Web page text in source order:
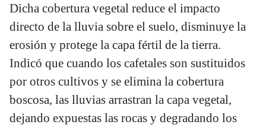
Dicha cobertura vegetal reduce el impacto
directo de la lluvia sobre el suelo, disminuye la
erosión y protege la capa fértil de la tierra.
Indicó que cuando los cafetales son sustituidos
por otros cultivos y se elimina la cobertura
boscosa, las lluvias arrastran la capa vegetal,
dejando expuestas las rocas y degradando los